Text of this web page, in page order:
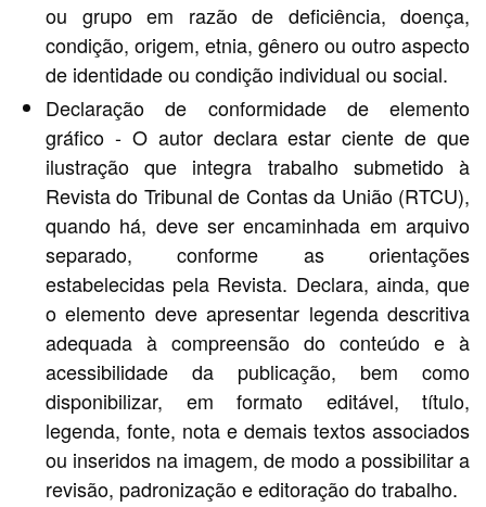
ou grupo em razão de deficiência, doença,
condição, origem, etnia, gênero ou outro aspecto
de identidade ou condição individual ou social.
Declaração de conformidade de elemento
gráfico - O autor declara estar ciente de que
ilustração que integra trabalho submetido à
Revista do Tribunal de Contas da União (RTCU),
quando há, deve ser encaminhada em arquivo
separado, conforme as orientações
estabelecidas pela Revista. Declara, ainda, que
o elemento deve apresentar legenda descritiva
adequada à compreensão do conteúdo e à
acessibilidade da publicação, bem como
disponibilizar, em formato editável, título,
legenda, fonte, nota e demais textos associados
ou inseridos na imagem, de modo a possibilitar a
revisão, padronização e editoração do trabalho.